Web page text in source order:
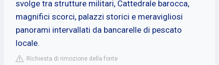
svolge tra strutture militari, Cattedrale barocca,
magnifici scorci, palazzi storici e meravigliosi
panorami intervallati da bancarelle di pescato
locale.
Richiesta di rimozione della fonte